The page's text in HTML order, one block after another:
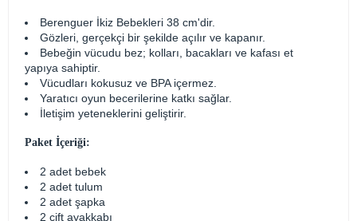
Berenguer İkiz Bebekleri 38 cm'dir.
Gözleri, gerçekçi bir şekilde açılır ve kapanır.
Bebeğin vücudu bez; kolları, bacakları ve kafası et
yapıya sahiptir.
Vücudları kokusuz ve BPA içermez.
Yaratıcı oyun becerilerine katkı sağlar.
İletişim yeteneklerini geliştirir.
Paket İçeriği:
2 adet bebek
2 adet tulum
2 adet şapka
2 çift ayakkabı